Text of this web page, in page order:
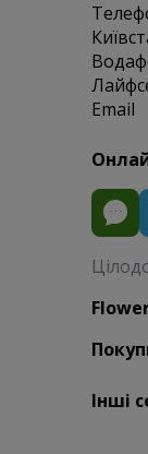
Email
Інші